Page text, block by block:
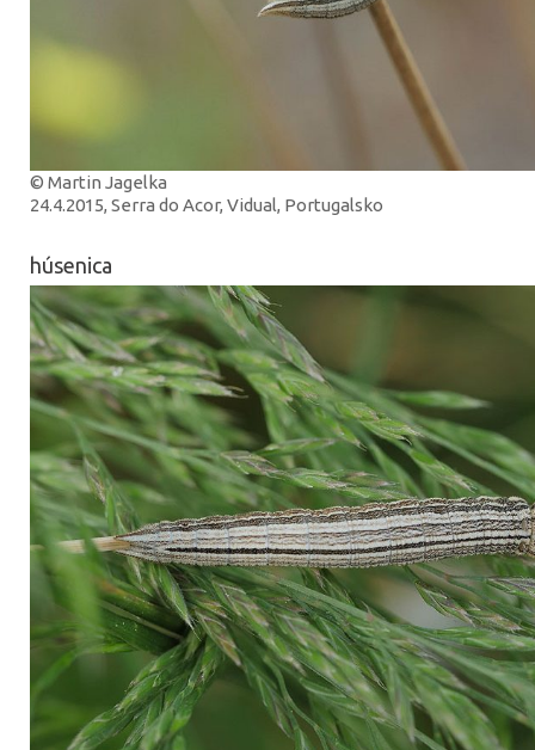
© Martin Jagelka
24.4.2015, Serra do Acor, Vidual, Portugalsko
húsenica